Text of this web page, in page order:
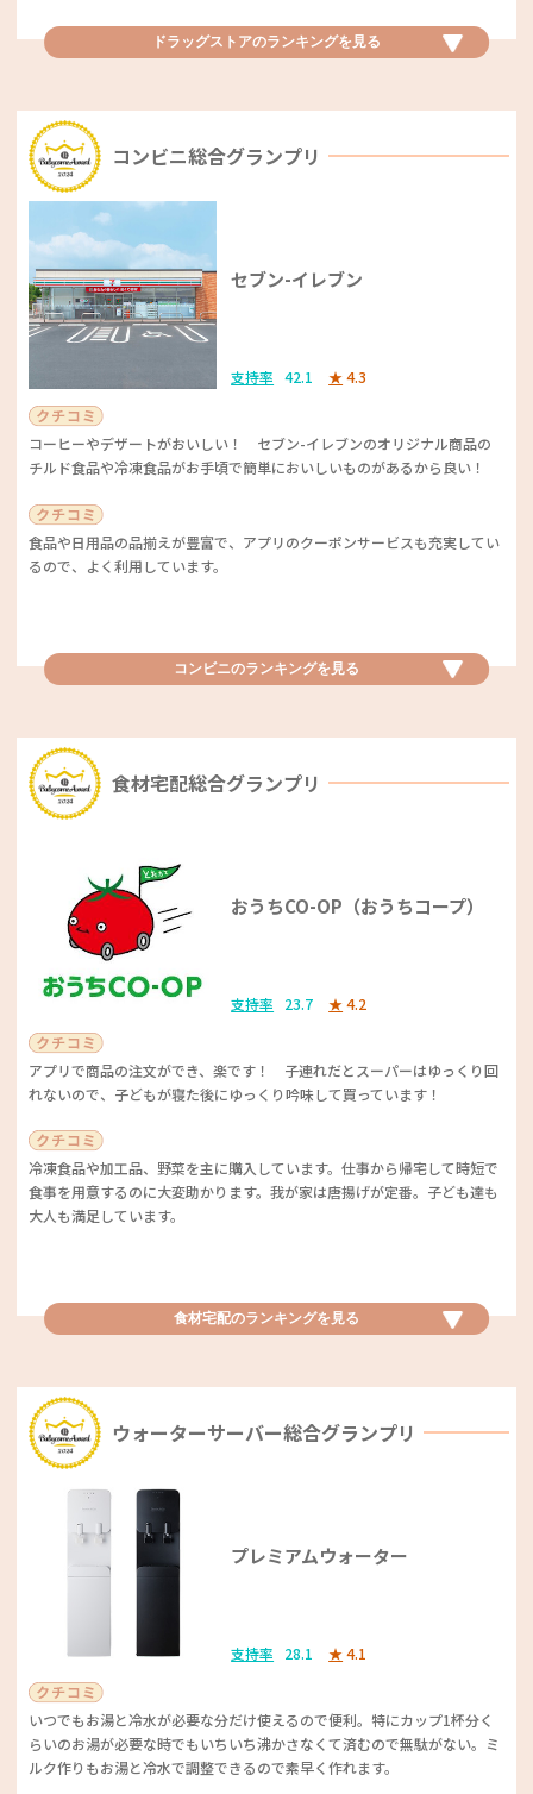
ドラッグストアのランキングを 見る
ドラッグストア優秀賞
ウエルシアのアプリがあり、割引クーポンを配布していたり、買い上げ金
額によってボーナスポイントが貰えるガッチャクーポンが貰えます。食品
の取り扱いも多く、野菜や卵などが安いです。客層も幅広いので品揃えが
よく、生活に欠かせないお店です。 よく行くお店はスタッフさんがとて
も親切です。
食品が置いてあるので、ベビーカーで一店舗しか行けない場合でもなんと
か買い物が事足ります！ ベビー用品も品揃えよく、値引き商品も割とあ
ったりするので、スーパーや赤ちゃん用品店も合わせてうまくお買い物し
ています。
ドラッグストア優秀賞
支持率 9.9 ★4.4
で出かけた時じゃなくてもちょっと寄ったりできます。 そしてマツキヨ
のオリジナルブランドも多種多様でお値段安くて品質もとても良い物が多
いです。 自分のコスメや生活用品、子どものためのものからお菓子ま
で、結構品揃えもツボを押さえているので満足しています。
LINEや紙のクーポンがほとんどいつの期間もあり5%引きなどで安く買い
物できるのが良いです。あとは店舗数も多いので遠くまで行かなくてもよ
く、ポイントカード持っておくとポイントも貯まってお得です！
ドラッグストアベストサービス賞
ツルハドラッグのポイントデーがあるほか、5%割引の日がある。毎週、
お得なクーポンが発行できて、楽天ポイントやnanacoカードも使える。
いう品揃えに対するコメントを多く集めました！ 充実した品揃えと、分
かりやすいレイアウト、ポイントや割引の多さがたくさんのママから好印
象でした！
ドラッグストアベビカム特別賞
高いコストパフォーマンスと、税込み価格表示による安心感があるという
コメントが多く寄せられました。PBブランドが、手頃な価格なのに品質
が良いという点も人気の秘密のようです。また「店員さんが感じがいい人
ばかり」という声も。食品系商品などの安さ、明確な価格表示が買い物を
コンビニ総合グランプリ
セブン-イレブン
支持率 42.1 ★4.3
コーヒーやデザートがおいしい！ セブン-イレブンのオリジナル商品の
チルド食品や冷凍食品がお手頃で簡単においしいものがあるから良い！
食品や日用品の品揃えが豊富で、アプリのクーポンサービスも充実してい
るので、よく利用しています。
コンビニのランキングを 見る
コンビニ優秀賞
店内キッチンのサンドイッチやお弁当がどれもおいしいです。スイーツも
スイーツや、からあげクンなど定番でおいしい商品があるのが魅力的で
す。お試し引換券は毎月いろいろな商品が対象になるので、必ず参加して
います。店舗によっては無印良品の商品を取り扱っているのもうれしいで
す。
ファミリーマート
でお得です。
味でお気に入りです。あとはファミチキ！ パンに挟んでもおいしいで
す。
コンビニベストサービス賞
ミニストップのソフトクリームが大好きです！ 季節ごとに変わるので、
いつも楽しみにしています。お店で買えるお弁当もおいしかったです！
食材宅配総合グランプリ
おうちCO-OP（おうちコープ）
支持率 23.7 ★4.2
アプリで商品の注文ができ、楽です！ 子連れだとスーパーはゆっくり回
れないので、子どもが寝た後にゆっくり吟味して買っています！
冷凍食品や加工品、野菜を主に購入しています。仕事から帰宅して時短で
食事を用意するのに大変助かります。我が家は唐揚げが定番。子ども達も
大人も満足しています。
食材宅配のランキングを 見る
食材宅配優秀賞
自宅で買いたい商品を注文できて、必ず週に一度、届くから多忙の人に便
利です。
離乳食の豊富さ、冷凍なのでチンすれば使用できる時短、かなり助かりま
食材宅配優秀賞
ウォーターサーバー総合グランプリ
プレミアムウォーター
支持率 28.1 ★4.1
いつでもお湯と冷水が必要な分だけ使えるので便利。特にカップ1杯分く
らいのお湯が必要な時でもいちいち沸かさなくて済むので無駄がない。ミ
ルク作りもお湯と冷水で調整できるので素早く作れます。